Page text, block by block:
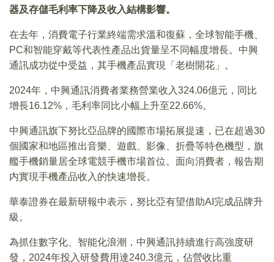
器及存儲毛利率下降及收入結構影響。
在去年，消費電子行業終端需求溫和復蘇，全球智能手機、
PC和智能穿戴等代表性產品出貨量呈不同幅度增長。中興
通訊成功從中受益，其手機產品實現「老樹開花」。
2024年，中興通訊消費者業務營業收入324.06億元，同比
增長16.12%，毛利率同比小幅上升至22.66%。
中興通訊旗下努比亞品牌的國際市場拓展提速，已在超過30
個國家和地區推出音樂、遊戲、影像、折疊等特色機型，旗
艦手機銷量居全球電競手機市場首位。面向消費者，報告期
内實現手機產品收入的快速增長。
華泰證券在最新研報中表示，努比亞有望借助AI完成品牌升
級。
為抓住數字化、智能化浪潮，中興通訊持續進行高強度研
發，2024年投入研發費用達240.3億元，佔營收比重